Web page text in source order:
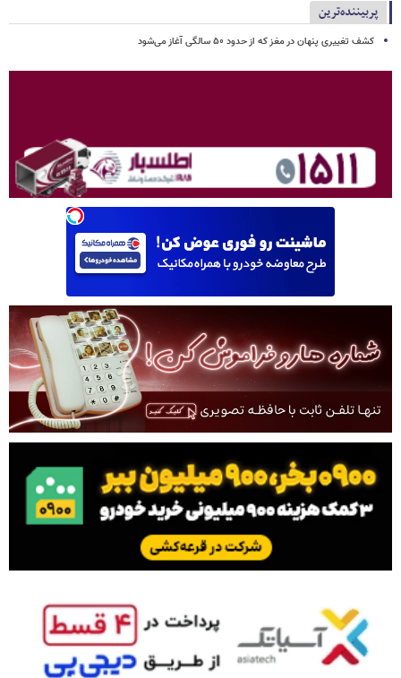
پربیننده‌ترین
کشف تغییری پنهان در مغز که از حدود ۵۰ سالگی آغاز می‌شود